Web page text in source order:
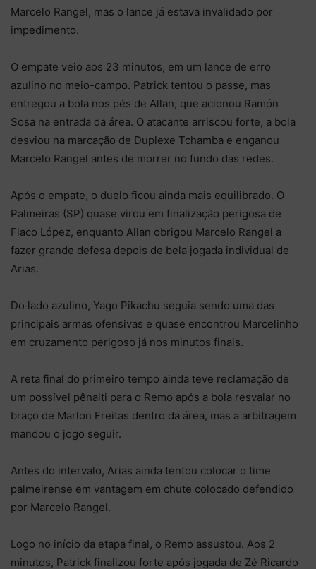
Marcelo Rangel, mas o lance já estava invalidado por
impedimento.
O empate veio aos 23 minutos, em um lance de erro
azulino no meio-campo. Patrick tentou o passe, mas
entregou a bola nos pés de Allan, que acionou Ramón
Sosa na entrada da área. O atacante arriscou forte, a bola
desviou na marcação de Duplexe Tchamba e enganou
Marcelo Rangel antes de morrer no fundo das redes.
Após o empate, o duelo ficou ainda mais equilibrado. O
Palmeiras (SP) quase virou em finalização perigosa de
Flaco López, enquanto Allan obrigou Marcelo Rangel a
fazer grande defesa depois de bela jogada individual de
Arias.
Do lado azulino, Yago Pikachu seguia sendo uma das
principais armas ofensivas e quase encontrou Marcelinho
em cruzamento perigoso já nos minutos finais.
A reta final do primeiro tempo ainda teve reclamação de
um possível pênalti para o Remo após a bola resvalar no
braço de Marlon Freitas dentro da área, mas a arbitragem
mandou o jogo seguir.
Antes do intervalo, Arias ainda tentou colocar o time
palmeirense em vantagem em chute colocado defendido
por Marcelo Rangel.
Logo no início da etapa final, o Remo assustou. Aos 2
minutos, Patrick finalizou forte após jogada de Zé Ricardo